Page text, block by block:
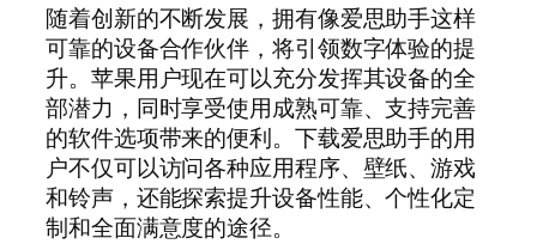
随着创新的不断发展，拥有像爱思助手这样
可靠的设备合作伙伴，将引领数字体验的提
升。苹果用户现在可以充分发挥其设备的全
部潜力，同时享受使用成熟可靠、支持完善
的软件选项带来的便利。下载爱思助手的用
户不仅可以访问各种应用程序、壁纸、游戏
和铃声，还能探索提升设备性能、个性化定
制和全面满意度的途径。